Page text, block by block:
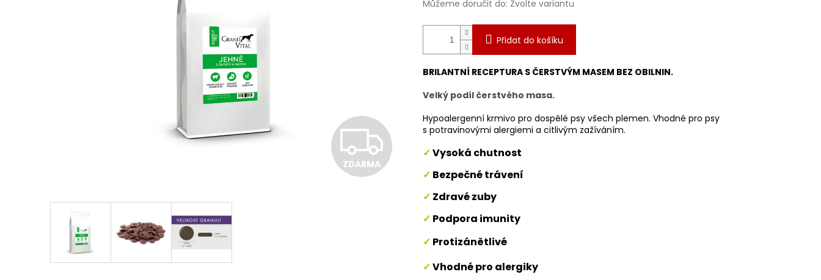
Z
ZDARMA
Můžeme doručit do: Zvolte variantu
Přidat do košíku
BRILANTNÍ RECEPTURA S ČERSTVÝM MASEM BEZ OBILNIN.
Velký podíl čerstvého masa.
Hypoalergenní krmivo pro dospělé psy všech plemen. Vhodné pro psy
s potravinovými alergiemi a citlivým zažíváním.
✓Vysoká chutnost
✓ Bezpečné trávení
✓ Zdravé zuby
✓ Podpora imunity
✓ Protizánětlivé
✓Vhodné pro alergiky